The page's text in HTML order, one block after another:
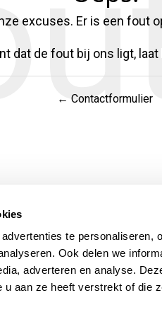
te personaliseren,
Ook delen we
adverteren en analyse.
aan ze heeft verstrekt of die
excuses. Er is een fout
dat de fout bij ons ligt,
← Contactformulier